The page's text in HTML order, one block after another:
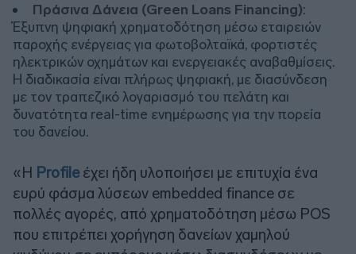
Πράσινα Δάνεια (Green Loans Financing):
Έξυπνη ψηφιακή χρηματοδότηση μέσω εταιρειών
παροχής ενέργειας για φωτοβολταϊκά, φορτιστές
ηλεκτρικών οχημάτων και ενεργειακές αναβαθμίσεις.
Η διαδικασία είναι πλήρως ψηφιακή, με διασύνδεση
με τον τραπεζικό λογαριασμό του πελάτη και
δυνατότητα real-time ενημέρωσης για την πορεία
του δανείου.
«Η Profileέχει ήδη υλοποιήσει με επιτυχία ένα
ευρύ φάσμα λύσεων embedded finance σε
πολλές αγορές, από χρηματοδότηση μέσω POS
που επιτρέπει χορήγηση δανείων χαμηλού